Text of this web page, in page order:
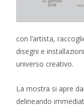
con l’artista,
disegni e
universo creativo.
La mostra si apre
delineando